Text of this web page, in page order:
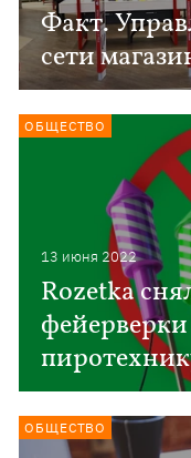
Факт.
сети
13 июня 2022
Rozetka
ОБЩЕСТВО
ОБЩЕСТВО